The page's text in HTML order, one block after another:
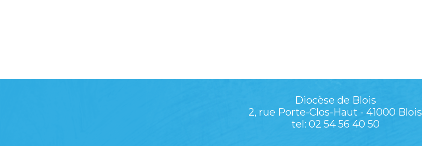
Diocèse de Blois
2, rue Porte-Clos-Haut - 41000 Blois
tel: 02 54 56 40 50